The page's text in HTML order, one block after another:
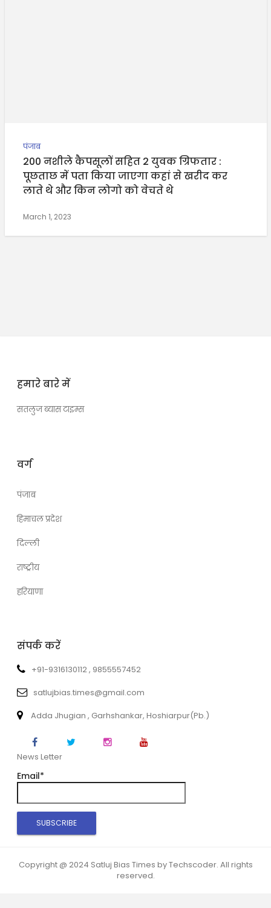
पंजाब
200 नशीले कैपसूलों सहित 2 युवक ग्रिफतार :
पूछताछ में पता किया जाएगा कहां से खरीद कर
लाते थे और किन लोगो को वेचते थे
March 1, 2023
हमारे बारे में
सतलुज ब्यास टाइम्स
वर्ग
पंजाब
हिमाचल प्रदेश
दिल्ली
राष्ट्रीय
हरियाणा
संपर्क करें
+91-9316130112 , 9855557452
satlujbias.times@gmail.com
Adda Jhugian , Garhshankar, Hoshiarpur(Pb.)
News Letter
Email*
Copyright @ 2024 Satluj Bias Times by Techscoder. All rights
reserved.